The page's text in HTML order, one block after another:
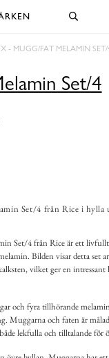
- MUGG/FAT MELAMIN
Set/4
Set/4 från Rice i hylla
Set/4 från Rice är ett livfullt
Bilden visar detta set
vilket ger en
och fyra tillhörande
Muggarna och faten är
lekfulla och tilltalande för